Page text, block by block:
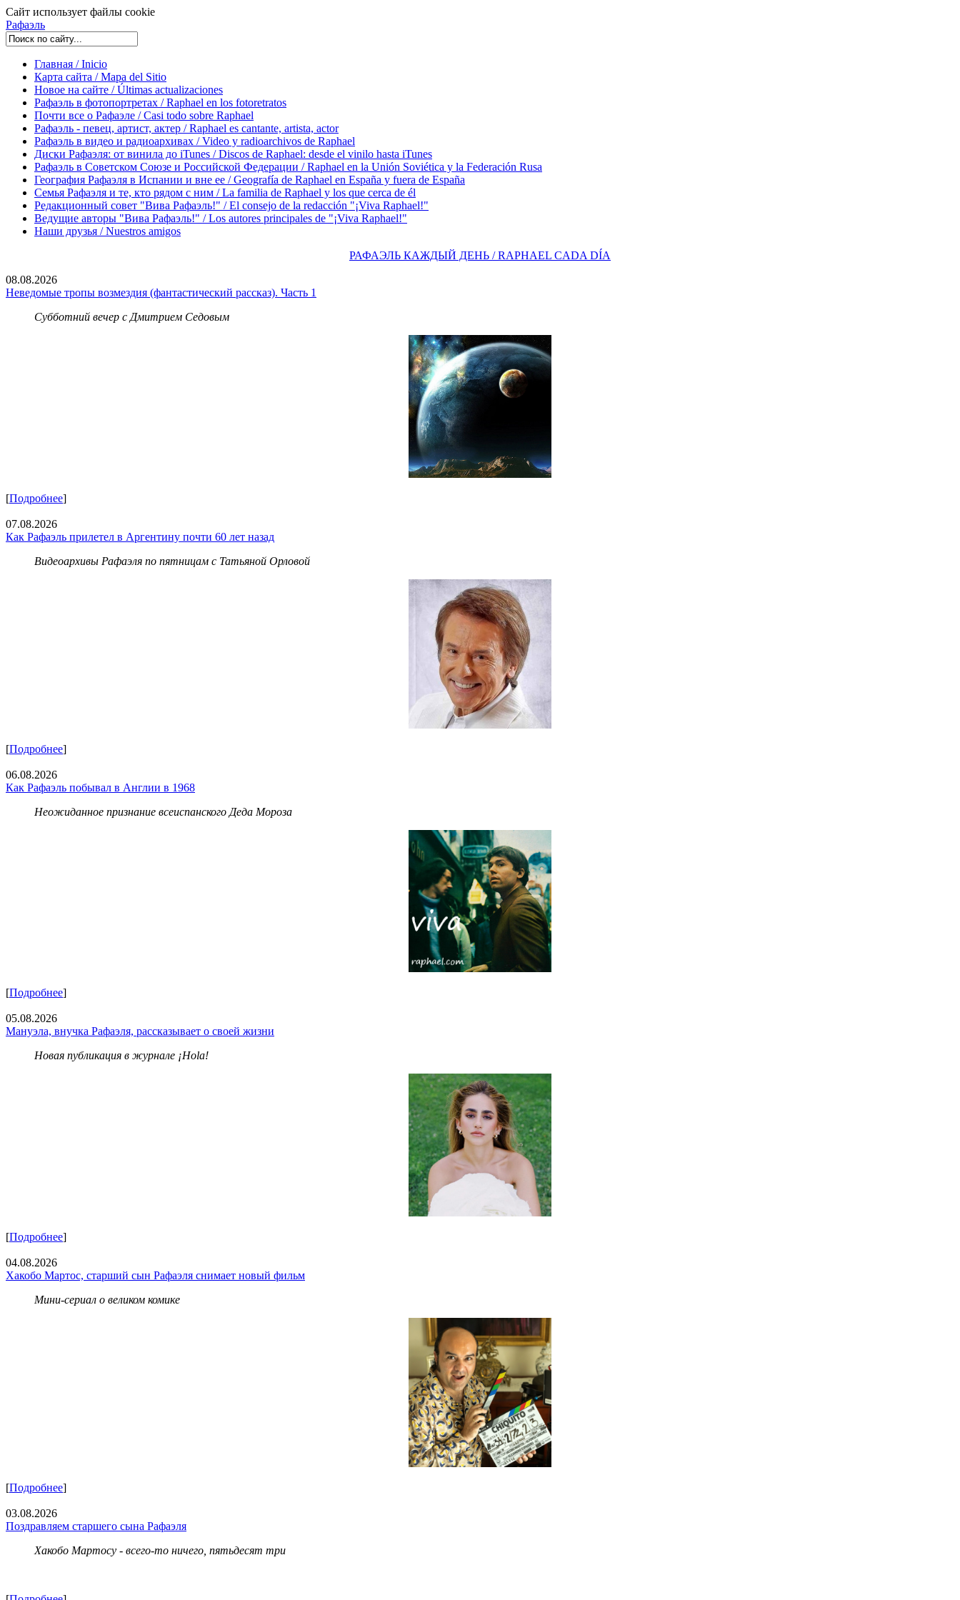
Сайт использует файлы cookie
Рафаэль
Главная / Inicio
Карта сайта / Mapa del Sitio
Новое на сайте / Últimas actualizaciones
Рафаэль в фотопортретах / Raphael en los fotoretratos
Почти все о Рафаэле / Casi todo sobre Raphael
Рафаэль - певец, артист, актер / Raphael es cantante, artista, actor
Рафаэль в видео и радиоархивах / Video y radioarchivos de Raphael
Диски Рафаэля: от винила до iTunes / Discos de Raphael: desde el vinilo hasta iTunes
Рафаэль в Советском Союзе и Российской Федерации / Raphael en la Unión Soviética y la Federación Rusa
География Рафаэля в Испании и вне ее / Geografía de Raphael en España y fuera de España
Семья Рафаэля и те, кто рядом с ним / La familia de Raphael y los que cerca de él
Редакционный совет "Вива Рафаэль!" / El consejo de la redacción "¡Viva Raphael!"
Ведущие авторы "Вива Рафаэль!" / Los autores principales de "¡Viva Raphael!"
Наши друзья / Nuestros amigos
РАФАЭЛЬ КАЖДЫЙ ДЕНЬ / RAPHAEL CADA DÍA
08.08.2026
Неведомые тропы возмездия (фантастический рассказ). Часть 1
Субботний вечер с Дмитрием Седовым
[Подробнее]
07.08.2026
Как Рафаэль прилетел в Аргентину почти 60 лет назад
Видеоархивы Рафаэля по пятницам с Татьяной Орловой
[Подробнее]
06.08.2026
Как Рафаэль побывал в Англии в 1968
Неожиданное признание всеиспанского Деда Мороза
[Подробнее]
05.08.2026
Мануэла, внучка Рафаэля, рассказывает о своей жизни
Новая публикация в журнале ¡Hola!
[Подробнее]
04.08.2026
Хакобо Мартос, старший сын Рафаэля снимает новый фильм
Мини-сериал о великом комике
[Подробнее]
03.08.2026
Поздравляем старшего сына Рафаэля
Хакобо Мартосу - всего-то ничего, пятьдесят три